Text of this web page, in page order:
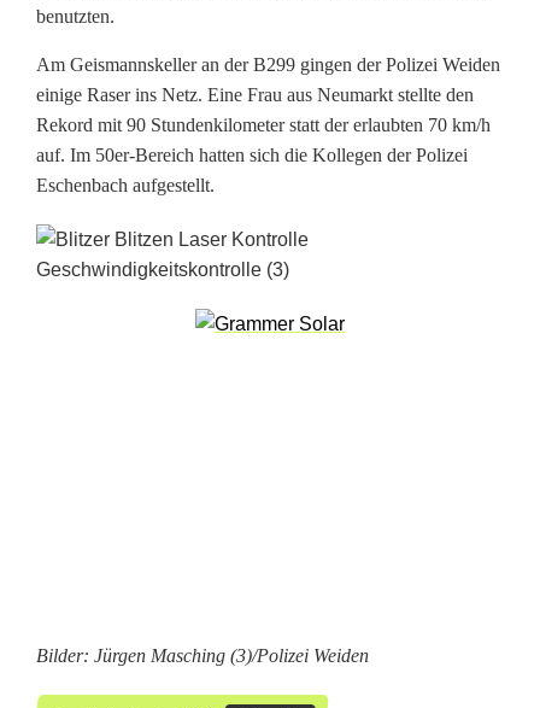
t
h
o
n
benutzten.
Am Geismannskeller an der B299 gingen der Polizei Weiden
einige Raser ins Netz. Eine Frau aus Neumarkt stellte den
Rekord mit 90 Stundenkilometer statt der erlaubten 70 km/h
auf. Im 50er-Bereich hatten sich die Kollegen der Polizei
Eschenbach aufgestellt.
Bilder: Jürgen Masching (3)/Polizei Weiden